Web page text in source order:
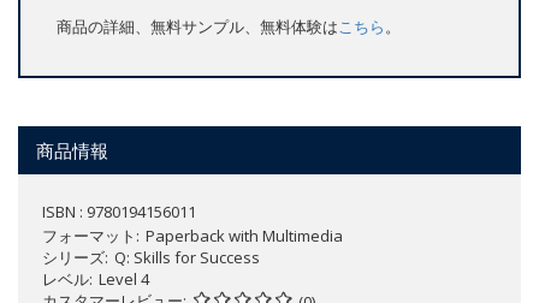
商品の詳細、無料サンプル、無料体験はこちら。
商品情報
ISBN : 9780194156011
フォーマット
Paperback with Multimedia
シリーズ Q: Skills for Success
レベル Level 4